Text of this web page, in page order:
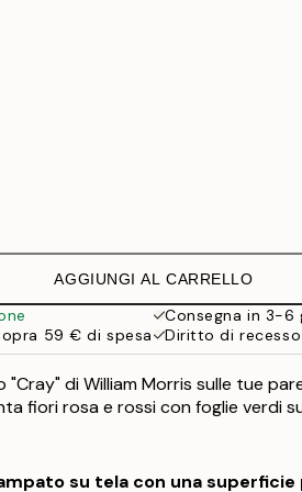
AGGIUNGI AL CARRELLO
Consegna in 3-6
59 € di spesa
Diritto di
"Cray" di William Morris sulle tue
fiori rosa e rossi con foglie verdi
su tela con una superficie